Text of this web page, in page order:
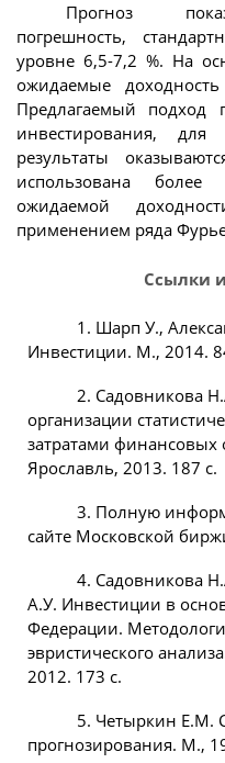
Прогноз
погрешность,
уровне 6,5-7,2 %. На
ожидаемые
Предлагаемый подход
инвестирования, для
результаты
использована
ожидаемой
применением ряда
Ссылки
1. Шарп У.,
Инвестиции. М., 2014.
2. Садовникова
организации
затратами финансовых
Ярославль, 2013. 187 с.
3. Полную
сайте Московской
4. Садовникова
А.У. Инвестиции в
Федерации.
эвристического
2012. 173 с.
5. Четыркин Е.М.
прогнозирования. М.,